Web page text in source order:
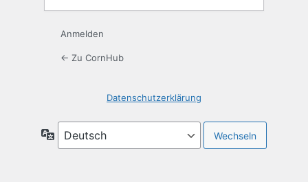
Anmelden
← Zu CornHub
Datenschutzerklärung
Sprache